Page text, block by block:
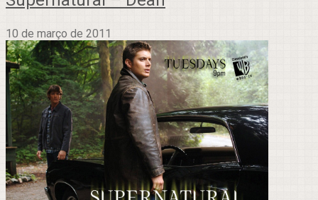
10 de março de 2011